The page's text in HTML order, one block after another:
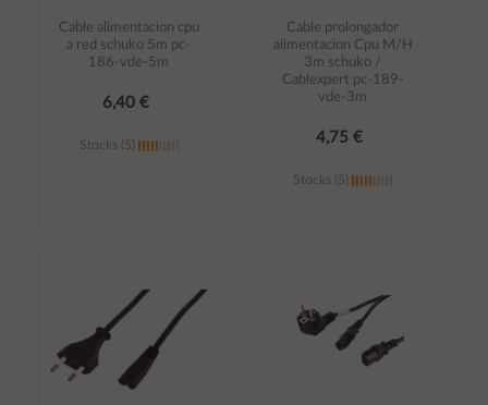
Cable alimentacion cpu
a red schuko 5m pc-
186-vde-5m
6,40 €
Stocks (5)
carrito
Cable prolongador
alimentacion Cpu M/H
3m schuko /
Cablexpert pc-189-
vde-3m
4,75 €
Stocks (5)